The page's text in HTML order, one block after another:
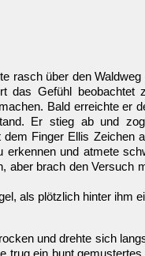
rasch über den
das Gefühl beobachtet
Bald erreichte er
Er stieg ab und
Finger Ellis Zeichen
und atmete
aber brach den Versuch
als plötzlich hinter ihm
und drehte sich
trug ein bunt